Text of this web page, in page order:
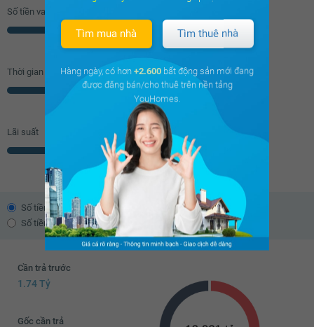
Số tiền vay (
Triệu
Thời gian vay
Lãi suất
Số tiền trả theo dư nợ giảm dần
Số tiền trả đều hàng tháng
Cần trả trước
1.74 Tỷ
Gốc cần trả
Tìm mua nhà Tìm thuê nhà
Hàng ngày, có hơn +2.600 bất động sản mới đang
được đăng bán/cho thuê trên nền tảng
YouHomes.